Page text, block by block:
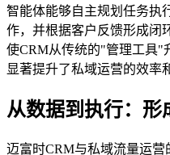
智能体能够自主规划任务执
作，并根据客户反馈形成闭
使CRM从传统的"管理工具"
显著提升了私域运营的效率
从数据到执行：形
迈富时CRM与私域流量运